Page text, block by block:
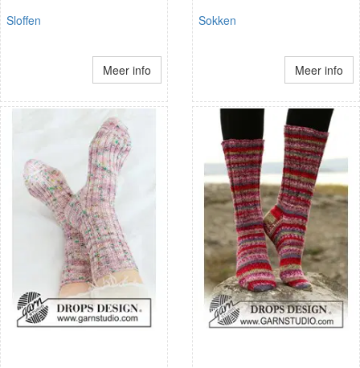
Sloffen
Meer info
Sokken
Meer info